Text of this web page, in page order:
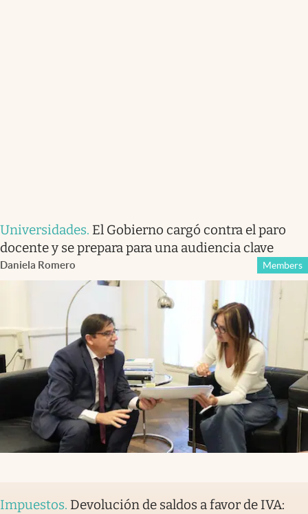
Universidades. El Gobierno cargó contra el paro
docente y se prepara para una audiencia clave
Daniela Romero Members
Impuestos. Devolución de saldos a favor de IVA: